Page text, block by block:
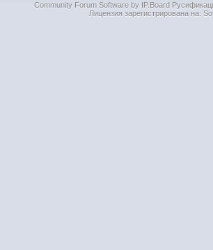
Community Forum Software by IP.Board
Лицензия зарегистрирована на: